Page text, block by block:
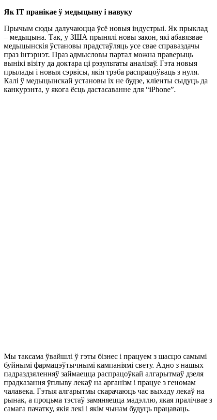
Як ІТ пранікае ў медыцыну і навуку
Прычым сюды далучаюцца ўсё новыя індустрыі. Як прыклад
– медыцына. Так, у ЗША прынялі новы закон, які абавязвае
медыцынскія ўстановы прадстаўляць усе свае справаздачы
праз інтэрнэт. Праз адмысловы партал можна праверыць
вынікі візіту да доктара ці рэзультаты аналізаў. Гэта новыя
прылады і новыя сэрвісы, якія трэба распрацоўваць з нуля.
Калі ў медыцынскай установы іх не будзе, кліенты сыдуць да
канкурэнта, у якога ёсць дастасаванне для “iPhone”.
Мы таксама ўвайшлі ў гэты бізнес і працуем з шасцю самымі
буйнымі фармацэўтычнымі кампаніямі свету. Адно з нашых
падраздзяленняў займаецца распрацоўкай алгарытмаў дзеля
прадказання ўплыву лекаў на арганізм і працуе з геномам
чалавека. Гэтыя алгарытмы скарачаюць час выхаду лекаў на
рынак, а процьма тэстаў замяняецца мадэллю, якая пралічвае з
самага пачатку, якія лекі і якім чынам будуць працаваць.